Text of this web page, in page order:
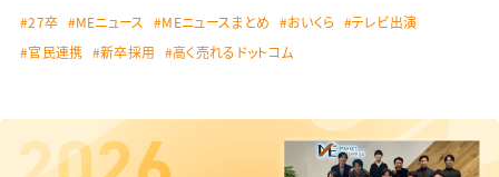
27卒 MEニュース MEニュースまとめ おいくら
テレビ出演
官民連携
新卒採用 高く売れるドットコム